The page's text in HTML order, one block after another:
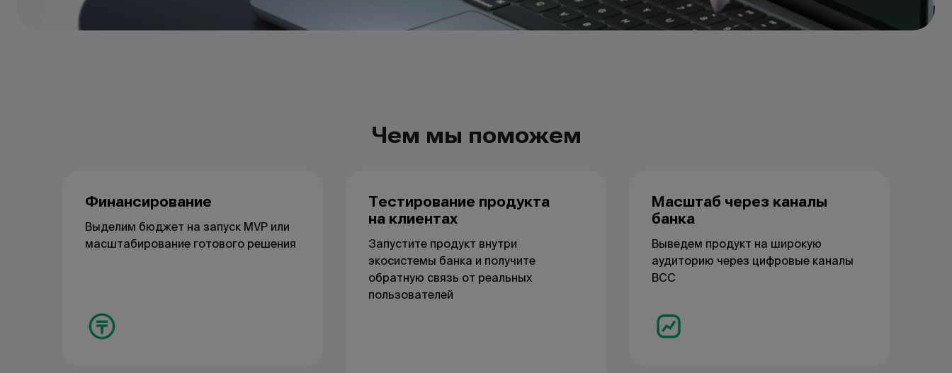
Чем мы поможем
Финансирование
Выделим бюджет на запуск MVP или
масштабирование готового решения
Тестирование продукта
на клиентах
Запустите продукт внутри
экосистемы банка и получите
обратную связь от реальных
пользователей
Масштаб через каналы
банка
Выведем продукт на широкую
аудиторию через цифровые каналы
BCC